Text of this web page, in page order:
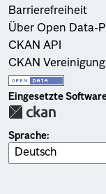
Barrierefreiheit
Über Open Data-
CKAN API
CKAN Vereinigung
Eingesetzte
Sprache